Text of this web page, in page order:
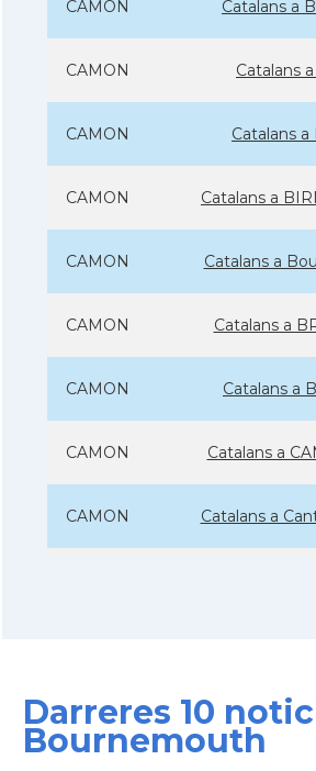
CAMON Catalans a
CAMON Catalans
CAMON Catalans
CAMON Catalans a
CAMON Catalans a
CAMON Catalans a
CAMON Catalans a
CAMON Catalans a
CAMON Catalans a
CAMON Catalans a
Darreres 10
Bournemouth